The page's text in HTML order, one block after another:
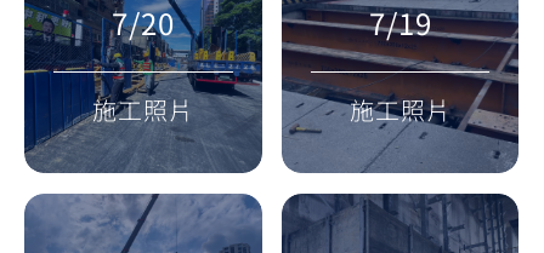
7/20
施工照片
7/19
施工照片